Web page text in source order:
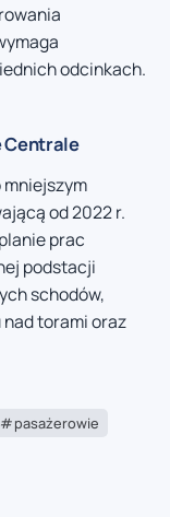
odcinkach.
Centrale
od 2022 r.
prac
podstacji
schodów,
nad torami oraz
pasażerowie